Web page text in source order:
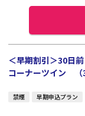
＜早期割引＞30日
コーナーツイン （
禁煙 早期申込プラン